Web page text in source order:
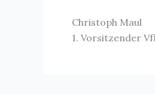
Christoph Maul
1. Vorsitzender